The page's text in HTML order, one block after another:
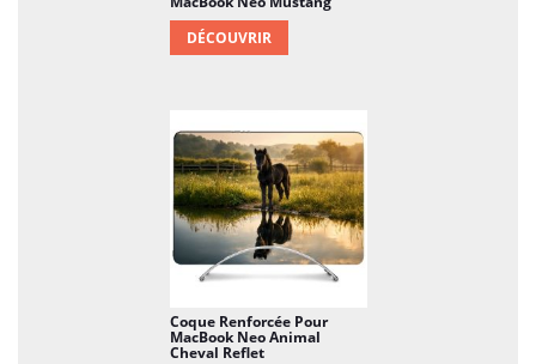
DÉCOUVRIR
Coque Renforcée Pour
MacBook Neo Animal
Cheval Reflet